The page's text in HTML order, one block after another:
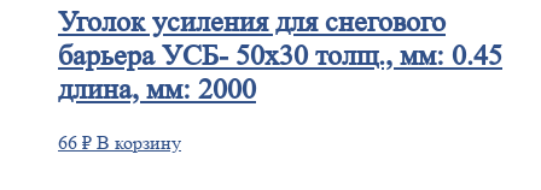
Уголокусиления для снегового
барьера УСБ- 50х30 толщ., мм: 0.45
длина, мм: 2000
66 ₽ В корзину